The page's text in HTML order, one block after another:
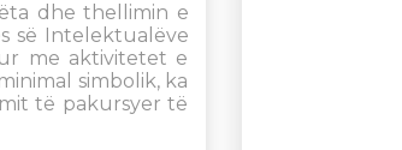
dhe thellimin e
së Intelektualëve
me aktivitetet e
simbolik, ka
të pakursyer të